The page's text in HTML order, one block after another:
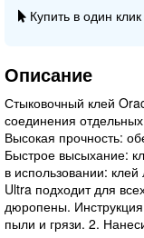
Купить в один клик
Описание
Стыковочный клей
соединения
Высокая прочность:
Быстрое высыхание:
в использовании:
Ultra подходит для
дюропены.
пыли и грязи. 2.